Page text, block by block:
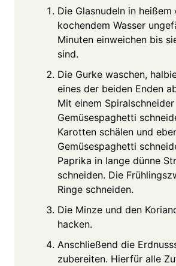
Die Glasnudeln in heißem
kochendem Wasser
Minuten einweichen bis
sind.
Die Gurke waschen,
eines der beiden Enden
Mit einem
Gemüsespaghetti
Karotten schälen und
Gemüsespaghetti
Paprika in lange dünne
schneiden. Die
Ringe schneiden.
Die Minze und den
hacken.
Anschließend die
zubereiten. Hierfür alle